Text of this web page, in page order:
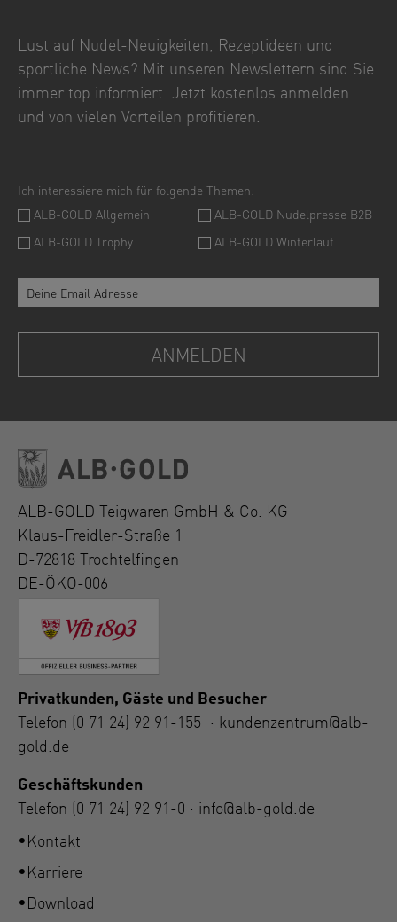
Lust auf Nudel-Neuigkeiten, Rezeptideen und
sportliche News? Mit unseren Newslettern sind Sie
immer top informiert. Jetzt kostenlos anmelden
und von vielen Vorteilen profitieren.
ALB-GOLD Teigwaren GmbH & Co. KG
Klaus-Freidler-Straße 1
D-72818 Trochtelfingen
DE-ÖKO-006
Privatkunden, Gäste und Besucher
Telefon
(0 71 24) 92 91-155 · kundenzentrum@alb-
gold.de
Geschäftskunden
Telefon
(0 71 24) 92 91-0 · info@alb-gold.de
Kontakt
Karriere
Download